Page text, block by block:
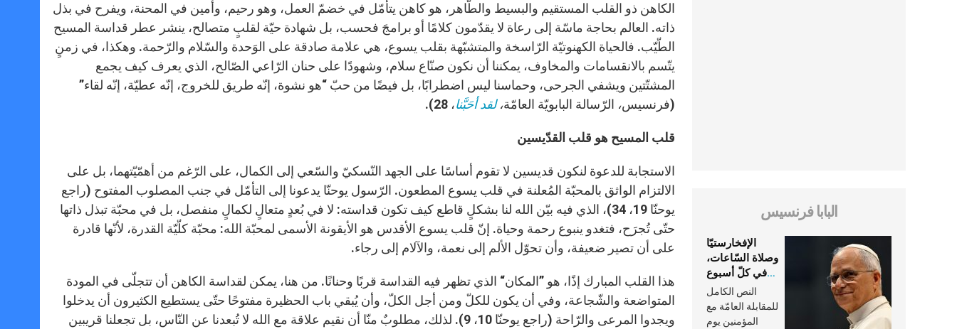
الكاهن ذو القلب المستقيم والبسيط والطّاهر، هو كاهن يتأمّل في خضمّ العمل، وهو رحيم، وأمين في المحنة، ويفرح في بذل
ذاته. العالم بحاجة ماسّة إلى رعاة لا يقدّمون كلامًا أو برامجَ فحسب، بل شهادة حيّة لقلبٍ متصالح، ينشر عطر قداسة المسيح
الطّيّب. فالحياة الكهنوتيّة الرّاسخة والمتشبّهة بقلب يسوع، هي علامة صادقة على الوَحدة والسّلام والرّحمة. وهكذا، في زمنٍ
يتّسم بالانقسامات والمخاوف، يمكننا أن نكون صنّاع سلام، وشهودًا على حنان الرّاعي الصّالح، الذي يعرف كيف يجمع
المشتّتين ويشفي الجرحى، وحماسنا ليس اضطرابًا، بل فيضًا من حبّ “هو نشوة، إنّه طريق للخروج، إنّه عطيّة، إنّه لقاء”
(فرنسيس، الرّسالة البابويّة العامّة،لقد أحَبَّنا، 28).
قلب المسيح هو قلب القدّيسين
الاستجابة للدعوة لنكون قديسين لا تقوم أساسًا على الجهد النّسكيّ والسّعي إلى الكمال، على الرّغم من أهمّيّتهما، بل على
الالتزام الواثق بالمحبّة المُعلنة في قلب يسوع المطعون. الرّسول يوحنّا يدعونا إلى التأمّل في جنب المصلوب المفتوح (راجع
يوحنّا 19، 34)، الذي فيه بيّن الله لنا بشكلٍ قاطع كيف تكون قداسته: لا في بُعدٍ متعالٍ لكمالٍ منفصل، بل في محبّة تبذل ذاتها
حتّى تُجرَح، فتغدو ينبوع رحمة وحياة. إنّ قلب يسوع الأقدس هو الأيقونة الأسمى لمحبّة الله: محبّة كلّيّة القدرة، لأنّها قادرة
على أن تصير ضعيفة، وأن تحوّل الألم إلى نعمة، والآلام إلى رجاء.
هذا القلب المبارك إذًا، هو ”المكان“ الذي تظهر فيه القداسة قربًا وحنانًا. من هنا، يمكن لقداسة الكاهن أن تتجلّى في المودة
المتواضعة والشّجاعة، وفي أن يكون للكلّ ومن أجل الكلّ، وأن يُبقي باب الحظيرة مفتوحًا حتّى يستطيع الكثيرون أن يدخلوا
ويجدوا المرعى والرّاحة (راجع يوحنّا 10، 9). لذلك، مطلوبٌ منّا أن نقيم علاقة مع الله لا تُبعدنا عن النّاس، بل تجعلنا قريبين
البابا فرنسيس
الإفخارستيّا
وصلاة السّاعات،
في كلّ أسبوع
وكلّ يوم، هما
النَّفَس في حياة
الكنيسة
النص الكامل
للمقابلة العامّة مع
المؤمنين يوم